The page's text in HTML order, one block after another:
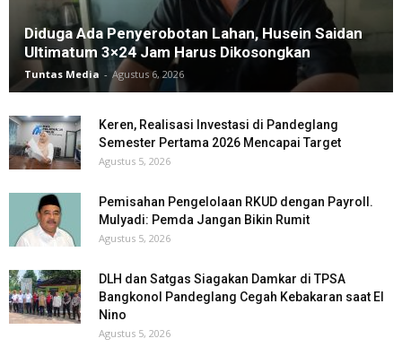
Diduga Ada Penyerobotan Lahan, Husein Saidan
Ultimatum 3×24 Jam Harus Dikosongkan
Tuntas Media - Agustus 6, 2026
Keren, Realisasi Investasi di Pandeglang
Semester Pertama 2026 Mencapai Target
Agustus 5, 2026
Pemisahan Pengelolaan RKUD dengan Payroll.
Mulyadi: Pemda Jangan Bikin Rumit
Agustus 5, 2026
DLH dan Satgas Siagakan Damkar di TPSA
Bangkonol Pandeglang Cegah Kebakaran saat El
Nino
Agustus 5, 2026